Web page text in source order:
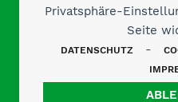
Privatsphäre-
Seite
DATENSCHUTZ -
KONTAKT